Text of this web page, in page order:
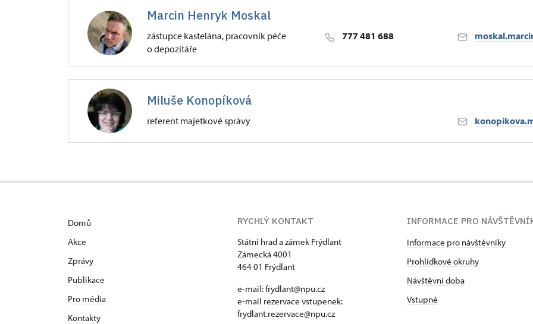
Zámecká 4001/, Frýdlant v Čechách
Marcin Henryk Moskal
zástupce kastelána, pracovník péče
o depozitáře
777 481 688
Zámecká 4001/, Frýdlant v Čechách
Miluše Konopíková
referent majetkové správy
Domů
Akce
Zprávy
Publikace
Pro média
Kontakty
RYCHLÝ KONTAKT
Státní hrad a zámek Frýdlant
Zámecká 4001
464 01 Frýdlant
e-mail:frydlant@npu.cz
e-mail rezervace vstupenek:
frydlant.rezervace@npu.cz
INFORMACE PRO
Informace pro návštěvníky
Prohlídkové okruhy
Návštěvní doba
Vstupné